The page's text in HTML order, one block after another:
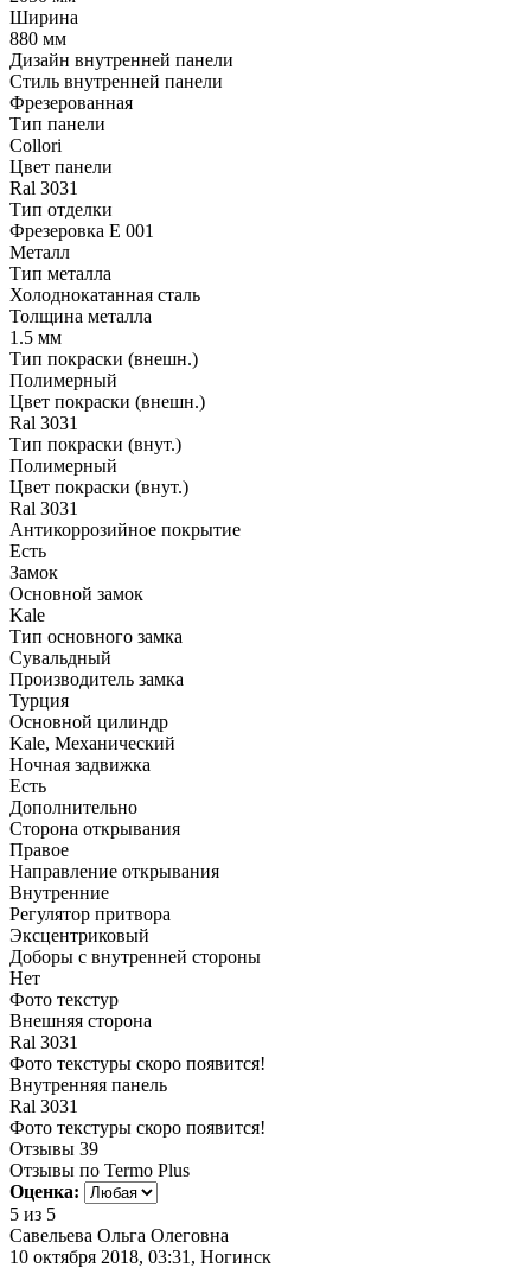
Ширина
880 мм
Дизайн внутренней панели
Стиль внутренней панели
Фрезерованная
Тип панели
Collori
Цвет панели
Ral 3031
Тип отделки
Фрезеровка E 001
Металл
Тип металла
Холоднокатанная сталь
Толщина металла
1.5 мм
Тип покраски (внешн.)
Полимерный
Цвет покраски (внешн.)
Ral 3031
Тип покраски (внут.)
Полимерный
Цвет покраски (внут.)
Ral 3031
Антикоррозийное покрытие
Есть
Замок
Основной замок
Kale
Тип основного замка
Сувальдный
Производитель замка
Турция
Основной цилиндр
Kale, Механический
Ночная задвижка
Есть
Дополнительно
Сторона открывания
Правое
Направление открывания
Внутренние
Регулятор притвора
Эксцентриковый
Доборы с внутренней стороны
Нет
Фото текстур
Внешняя сторона
Ral 3031
Фото текстуры скоро появится!
Внутренняя панель
Ral 3031
Фото текстуры скоро появится!
Отзывы 39
Отзывы по Termo Plus
Оценка:
5 из 5
Савельева Ольга Олеговна
10 октября 2018, 03:31, Ногинск